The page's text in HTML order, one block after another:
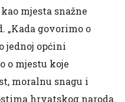
mjesta snažne
„Kada govorimo o
jednoj općini
o mjestu koje
moralnu snagu i
hrvatskog naroda.